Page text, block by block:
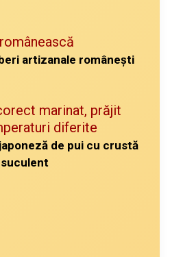
artizanale românești
de pui cu crustă